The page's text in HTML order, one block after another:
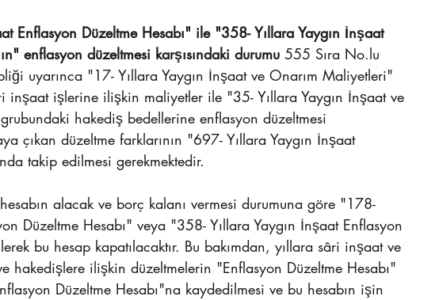
Enflasyon Düzeltme Hesabı" ile "358- Yıllara Yaygın İnşaat
enflasyon düzeltmesi karşısındaki durumu 555 Sıra No.lu
uyarınca "17- Yıllara Yaygın İnşaat ve Onarım Maliyetleri"
inşaat işlerine ilişkin maliyetler ile "35- Yıllara Yaygın İnşaat ve
hakediş bedellerine enflasyon düzeltmesi
çıkan düzeltme farklarının "697- Yıllara Yaygın İnşaat
takip edilmesi gerekmektedir.
alacak ve borç kalanı vermesi durumuna göre "178-
Düzeltme Hesabı" veya "358- Yıllara Yaygın İnşaat Enflasyon
bu hesap kapatılacaktır. Bu bakımdan, yıllara sâri inşaat ve
hakedişlere ilişkin düzeltmelerin "Enflasyon Düzeltme Hesabı"
Düzeltme Hesabı"na kaydedilmesi ve bu hesabın işin